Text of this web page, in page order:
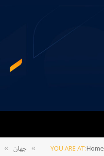
YOU ARE AT:Home
» جهان »